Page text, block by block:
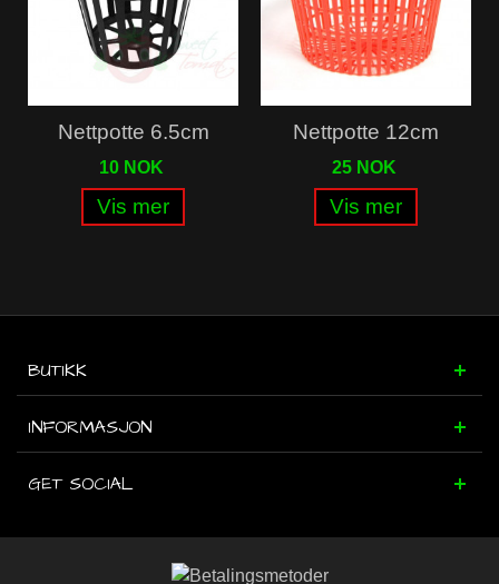
Nettpotte 6.5cm
10 NOK
Vis mer
Nettpotte 12cm
25 NOK
Vis mer
BUTIKK
INFORMASJON
GET SOCIAL